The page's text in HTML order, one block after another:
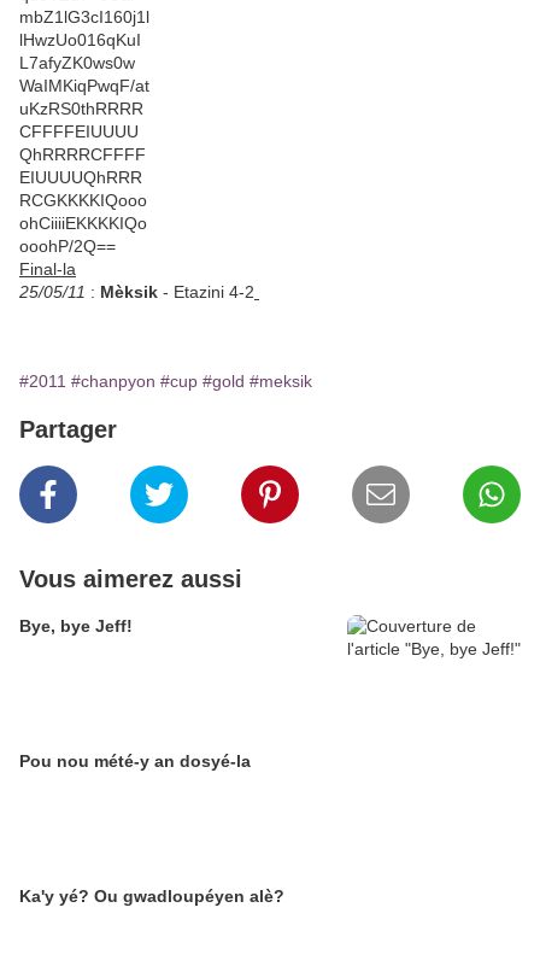
Final-la
25/05/11 : Mèksik - Etazini 4-2
#2011 #chanpyon #cup #gold #meksik
Partager
Vous aimerez aussi
Bye, bye Jeff!
Pou nou mété-y an dosyé-la
Ka'y yé? Ou gwadloupéyen alè?